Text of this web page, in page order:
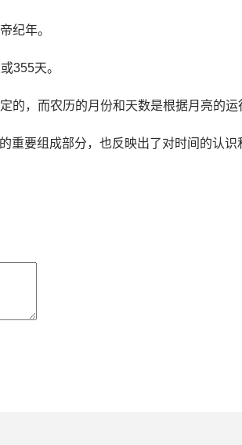
纪年。
355天。
的，而农历的月份和天数是根据月亮的运
重要组成部分，也反映出了对时间的认识